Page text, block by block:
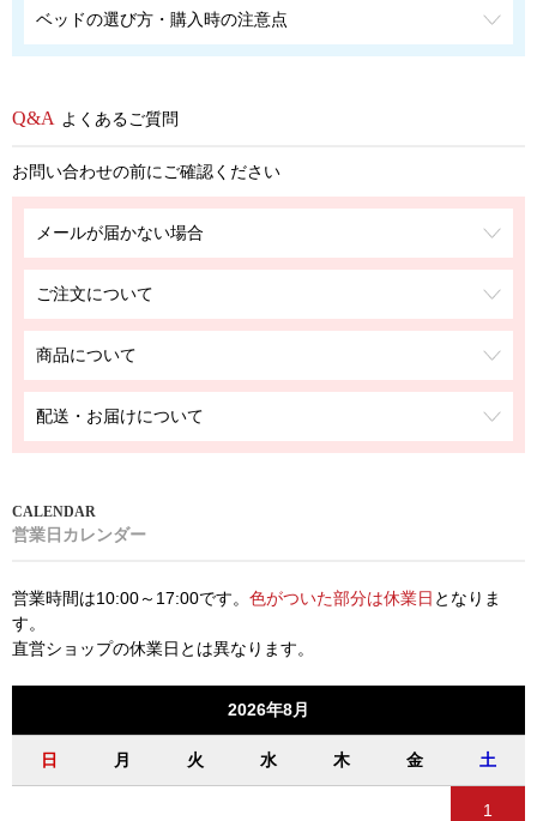
ベッドの選び方・購入時の注意点
よくあるご質問
お問い合わせの前にご確認ください
メールが届かない場合
ご注文について
商品について
配送・お届けについて
営業日カレンダー
営業時間は10:00～17:00です。 色がついた部分は休業日 となりま
す。
直営ショップの休業日とは異なります。
2026年8月
日 月 火 水 木 金 土
1